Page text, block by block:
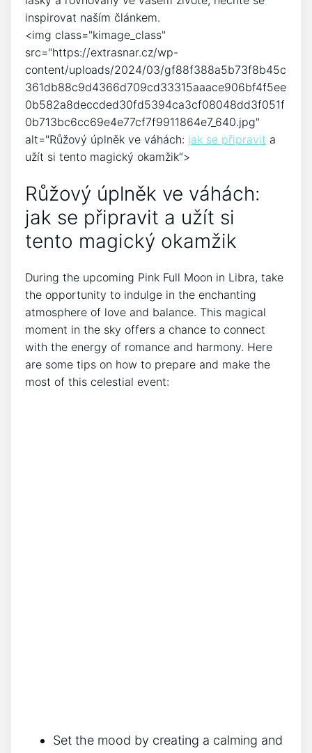
inspirovat naším článkem.
<img class="kimage_class"
src="https://extrasnar.cz/wp-
content/uploads/2024/03/gf88f388a5b73f8b45c
361db88c9d4366d709cd33315aaace906bf4f5ee
0b582a8deccded30fd5394ca3cf08048dd3f051f
0b713bc6cc69e4e77cf7f9911864e7_640.jpg"
alt="Růžový ​úplněk ve váhách: jak se připravit a
užít si tento magický okamžik“>
Růžový úplněk ve váhách:
jak se připravit ​a užít‍ si
tento ‌magický okamžik
During the upcoming Pink Full Moon in Libra, take
the⁤ opportunity ⁣to indulge ‌in the enchanting
atmosphere of love and balance. This magical
moment in the sky offers ⁢a chance to connect
with ⁢the ⁢energy of romance and harmony. Here‍
are‍ some tips on ⁣how ⁣to prepare and ‍make ‍the⁢
most of this celestial event:
Set the mood by creating a calming‍ and